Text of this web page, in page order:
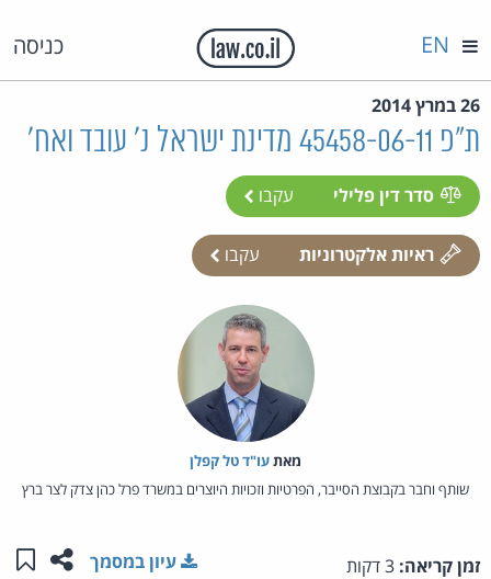
כניסה EN
26 במרץ 2014
ת"פ 45458-06-11 מדינת ישראל נ' עובד ואח'
סדר דין פלילי עקבו
ראיות אלקטרוניות עקבו
מאת‏עו"ד טל קפלן
שותף וחבר בקבוצת הסייבר, הפרטיות וזכויות היוצרים במשרד פרל כהן צדק לצר ברץ
זמן קריאה: שתפו
עיון במסמך